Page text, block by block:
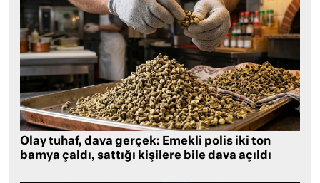
Olay tuhaf, dava gerçek: Emekli polis iki ton
bamya çaldı, sattığı kişilere bile dava açıldı